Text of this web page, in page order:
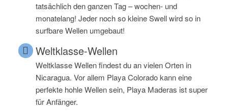
tatsächlich den ganzen Tag – wochen- und
monatelang! Jeder noch so kleine Swell wird so in
surfbare Wellen umgebaut!
Weltklasse-Wellen
Weltklasse Wellen findest du an vielen Orten in
Nicaragua. Vor allem Playa Colorado kann eine
perfekte hohle Wellen sein, Playa Maderas ist super
für Anfänger.